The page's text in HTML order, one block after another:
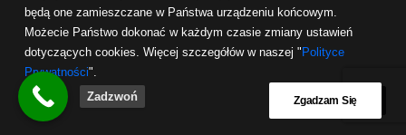
będą one zamieszczane w Państwa urządzeniu końcowym.
Możecie Państwo dokonać w każdym czasie zmiany ustawień
dotyczących cookies. Więcej szczegółów w naszej " Polityce
Prywatności".
Zgadzam Się
Zadzwoń